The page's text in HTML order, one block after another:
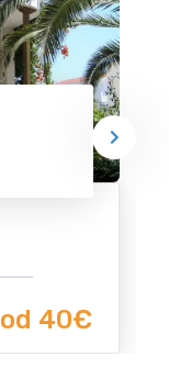
od 40€